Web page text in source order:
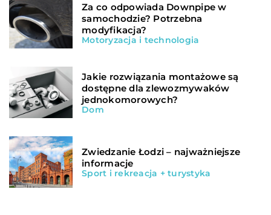
Za co odpowiada Downpipe w
samochodzie? Potrzebna
modyfikacja?
Motoryzacja i technologia
Jakie rozwiązania montażowe są
dostępne dla zlewozmywaków
jednokomorowych?
Dom
Zwiedzanie Łodzi – najważniejsze
informacje
Sport i rekreacja + turystyka